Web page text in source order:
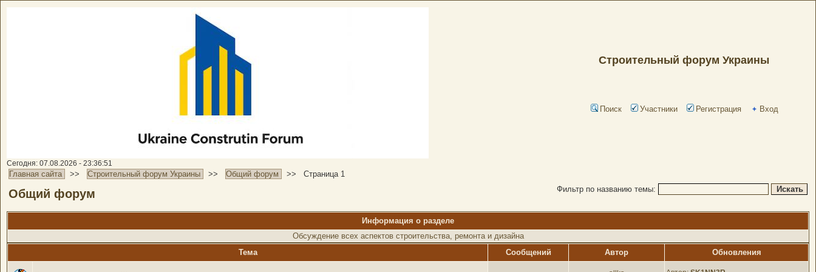
Строительный форум Украины
Поиск Участники Регистрация Вход
Сегодня: 07.08.2026 - 23:36:51
Главная сайта >> Строительный форум Украины >> Общий форум >> Страница 1
Общий форум Фильтр по названию темы:
Информация о разделе
Обсуждение всех аспектов строительства, ремонта и дизайна
Тема
Cообщений Автор Обновления